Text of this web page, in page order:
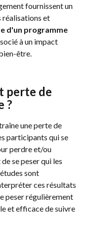
fournissent un
réalisations et
d'un programme
à un impact
être.
perte de
?
une perte de
participants qui se
perdre et/ou
se peser qui les
sont
ces résultats
peser régulièrement
et efficace de suivre